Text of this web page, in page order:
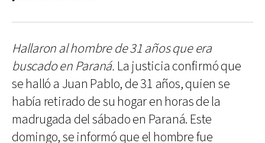
Hallaron al hombre de 31 años que era
buscado en Paraná. La justicia confirmó que
se halló a Juan Pablo, de 31 años, quien se
había retirado de su hogar en horas de la
madrugada del sábado en Paraná. Este
domingo, se informó que el hombre fue